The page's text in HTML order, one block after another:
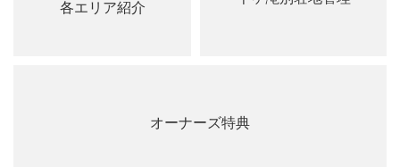
各エリア紹介
オーナーズ特典